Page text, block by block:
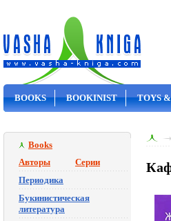
BOOKS BOOKINIST TOYS
Books
Авторы
Серии
Периодика
Букинистическая
литература